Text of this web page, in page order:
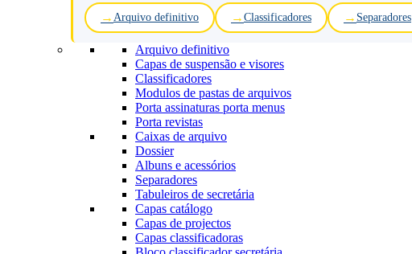
Arquivo definitivo Classificadores Separadores
Arquivo definitivo
Capas de suspensão e visores
Classificadores
Modulos de pastas de arquivos
Porta assinaturas porta menus
Porta revistas
Caixas de arquivo
Dossier
Albuns e acessórios
Separadores
Tabuleiros de secretária
Capas catálogo
Capas de projectos
Capas classificadoras